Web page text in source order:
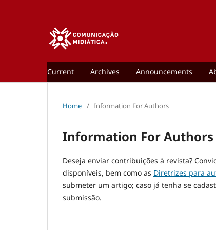
Current Archives Announcements
Home / Information For Authors
Information For Authors
Deseja enviar contribuições à revista?
disponíveis, bem como as Diretrizes para
submeter um artigo; caso já tenha se
submissão.